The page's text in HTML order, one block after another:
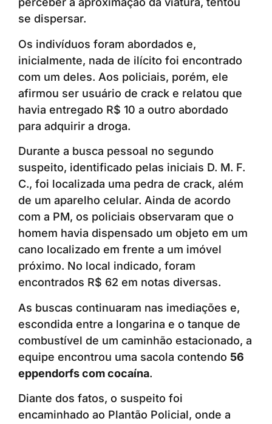
se dispersar.
Os indivíduos foram abordados e,
inicialmente, nada de ilícito foi encontrado
com um deles. Aos policiais, porém, ele
afirmou ser usuário de crack e relatou que
havia entregado R$ 10 a outro abordado
para adquirir a droga.
Durante a busca pessoal no segundo
suspeito, identificado pelas iniciais D. M. F.
C., foi localizada uma pedra de crack, além
de um aparelho celular. Ainda de acordo
com a PM, os policiais observaram que o
homem havia dispensado um objeto em um
cano localizado em frente a um imóvel
próximo. No local indicado, foram
encontrados R$ 62 em notas diversas.
As buscas continuaram nas imediações e,
escondida entre a longarina e o tanque de
combustível de um caminhão estacionado, a
equipe encontrou uma sacola contendo 56
eppendorfs com cocaína.
Diante dos fatos, o suspeito foi
encaminhado ao Plantão Policial, onde a